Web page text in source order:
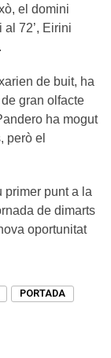
el domini
72’, Eirini
de buit, ha
gran olfacte
ha mogut
però el
primer punt a la
de dimarts
oportunitat
PORTADA